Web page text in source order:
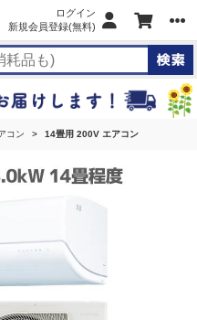
ログイン
新規会員登録(無料)
コン 14畳用 200V エアコン